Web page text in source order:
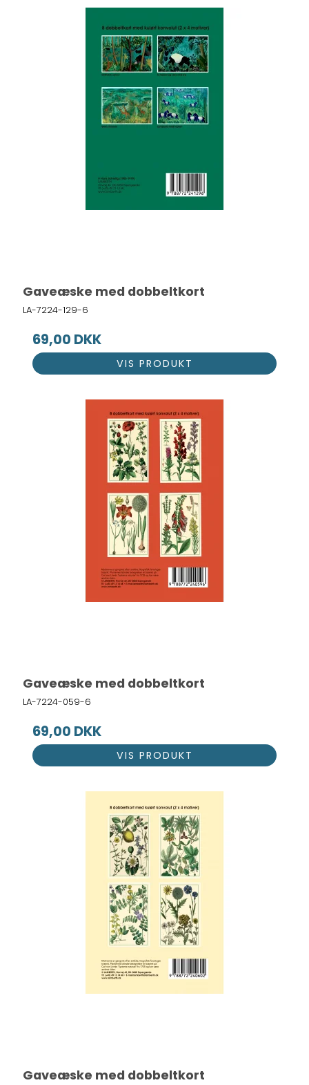
Gaveæske med dobbeltkort
LA-7224-129-6
69,00 DKK
VIS PRODUKT
Gaveæske med dobbeltkort
LA-7224-059-6
69,00 DKK
VIS PRODUKT
Gaveæske med dobbeltkort